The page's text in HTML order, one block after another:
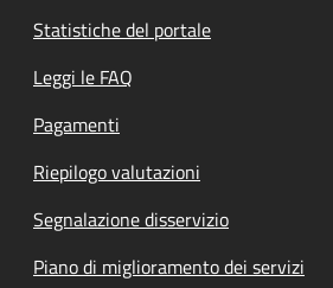
Statistiche del portale
Leggi le FAQ
Pagamenti
Riepilogo valutazioni
Segnalazione disservizio
Piano di miglioramento dei servizi